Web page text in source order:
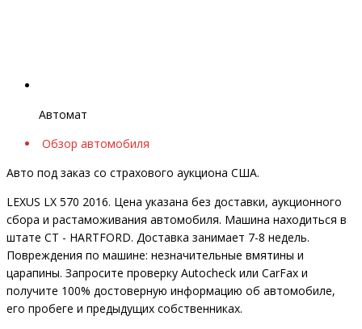
Автомат
Обзор автомобиля
Авто под заказ со страхового аукциона США.
LEXUS LX 570 2016. Цена указана без доставки, аукционного
сбора и растаможивания автомобиля. Машина находиться в
штате CT - HARTFORD. Доставка занимает 7-8 недель.
Повреждения по машине: незначительные вмятины и
царапины. Запросите проверку Autocheck или CarFax и
получите 100% достоверную информацию об автомобиле,
его пробеге и предыдущих собственниках.